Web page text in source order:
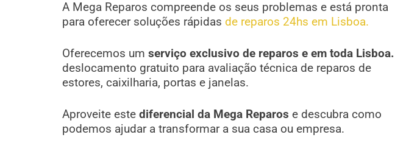
A Mega Reparos compreende os seus problemas e está pronta
para oferecer soluções rápidas de reparos 24hs em Lisboa.
Oferecemos um serviço exclusivo de reparos e em toda Lisboa.
deslocamento gratuito para avaliação técnica de reparos de
estores, caixilharia, portas e janelas.
Aproveite este diferencial da Mega Reparos e descubra como
podemos ajudar a transformar a sua casa ou empresa.